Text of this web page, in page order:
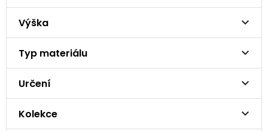
Výška
Typ materiálu
Určení
Kolekce